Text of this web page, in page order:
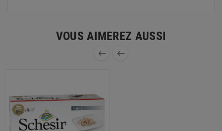
VOUS AIMEREZ AUSSI
 